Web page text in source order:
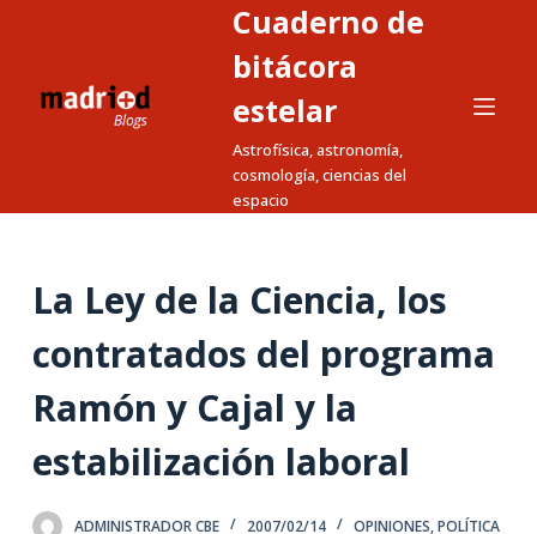
a
o
Cuaderno de
bitácora
estelar
Astrofísica, astronomía,
cosmología, ciencias del
espacio
La Ley de la Ciencia, los
contratados del programa
Ramón y Cajal y la
estabilización laboral
ADMINISTRADOR CBE 2007/02/14 OPINIONES,POLÍTICA